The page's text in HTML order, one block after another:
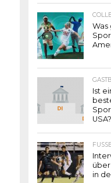
Was
Ist
USA?
in